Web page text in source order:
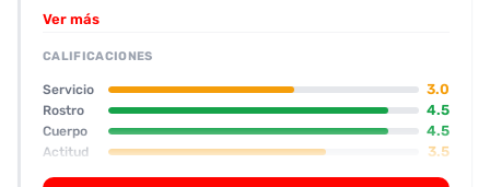
servicio, el cliente le otorga una nota media (6 de 10),
evidentes, el cumplimiento de la sesión no llega a ser
memorable. Su físico se valoró con una puntuación de 9; la
descripción destaca un cuerpo atractivo y un rostro “muy
lindo con rasgos de lujuria”, con la piel canela bronceadita
y pequeñas señales de procedimientos estéticos. La
actitud de la prepago se percibe como mecánica y poco
Ver más
CALIFICACIONES
Servicio 3.0
Rostro 4.5
Cuerpo 4.5
Actitud 3.5